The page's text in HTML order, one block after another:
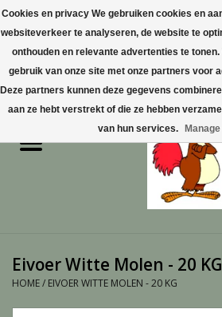
Home
Vogelproducten aanschaffen
in Limburg
Eivoer Witte Molen - 20 KG
HOME/ EIVOER WITTE MOLEN - 20 KG
Cookies en privacy We gebruiken cookies en
websiteverkeer te analyseren, de website te
onthouden en relevante advertenties te
gebruik van onze site met onze partners voor
Deze partners kunnen deze gegevens
aan ze hebt verstrekt of die ze hebben
van hun services.